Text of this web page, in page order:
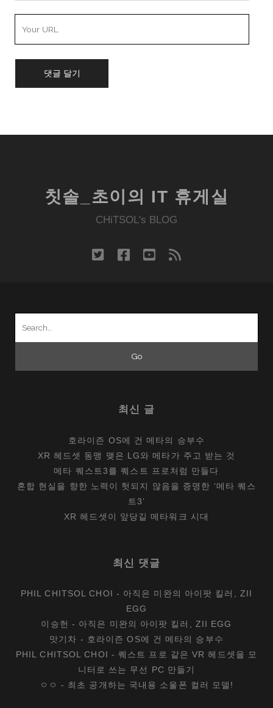
칫솔_초이의 IT 휴게실
CHiTSOL's BLOG
twitterfacebook
youtube
rss
최신 글
호라이즌 OS에 건 메타의 승부수
XR 헤드셋 동맹 맺은 LG와 메타가 주고 받는 것
메타 퀘스트3를 퀘스트 프로처럼 만들다
혼합 현실을 향한 노력이 헛되지 않음을 증명한 ‘메타 퀘스
트3’
XR 헤드셋이 앞당길 메타워크 시대
최신 댓글
PHIL CHITSOL CHOI - 아직은 미완의 아이팟 킬러, ZII
EGG
이승헌 - 아직은 미완의 아이팟 킬러, ZII EGG
맛기차 - 호라이즌 OS에 건 메타의 승부수
PHIL CHITSOL CHOI -퀘스트 프로 같은 VR 헤드셋을 모
니터로 쓰는 무선 PC 만들기
ㅇㅇ - 최초 공개하는 국내용 소울폰 컬러 모델!